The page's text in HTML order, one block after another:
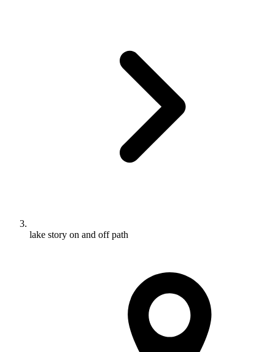
lake story on and off path